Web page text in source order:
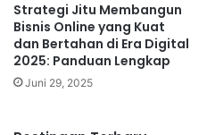
Strategi Jitu Membangun
Bisnis Online yang Kuat
dan Bertahan di Era Digital
2025: Panduan Lengkap
Juni 29, 2025